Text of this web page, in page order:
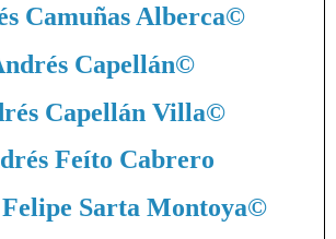
Camuñas Alberca©
Capellán©
Capellán Villa©
Feíto Cabrero
Sarta Montoya©